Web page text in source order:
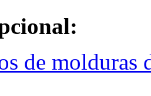
de molduras